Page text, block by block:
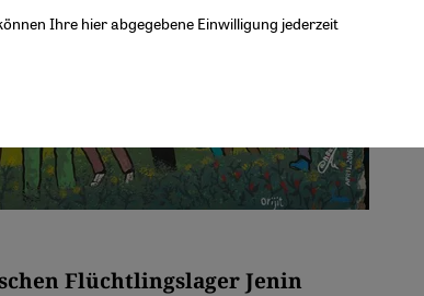
Flüchtlingslager Jenin
Ihre hier abgegebene Einwilligung jederzeit